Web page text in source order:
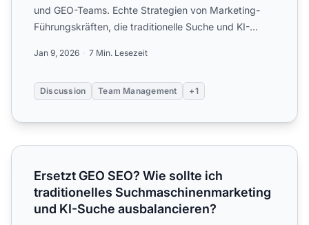
und GEO-Teams. Echte Strategien von Marketing-
Führungskräften, die traditionelle Suche und KI-
Jan 9, 2026 7 Min. Lesezeit
Discussion Team Management +1
Ersetzt GEO SEO? Wie sollte ich traditionelles
Ersetzt GEO SEO? Wie sollte ich
traditionelles Suchmaschinenmarketing
und KI-Suche ausbalancieren?